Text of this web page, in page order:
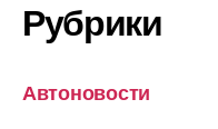
Рубрики
Автоновости